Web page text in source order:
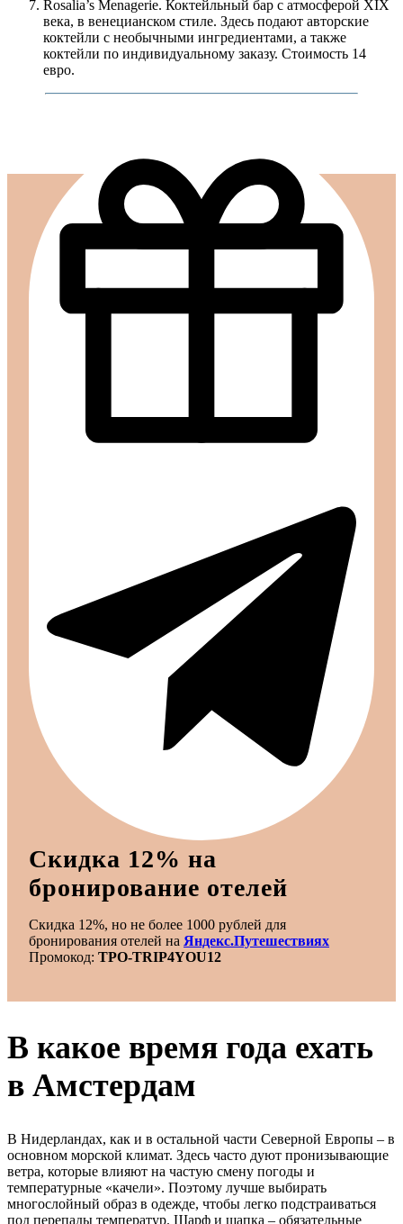
Rosalia’s Menagerie. Коктейльный бар с атмосферой XIX
века, в венецианском стиле. Здесь подают авторские
коктейли с необычными ингредиентами, а также
коктейли по индивидуальному заказу. Стоимость 14
евро.
Скидка 12% на
бронирование отелей
Скидка 12%, но не более 1000 рублей для
бронирования отелей на Яндекс.Путешествиях
Промокод: TPO-TRIP4YOU12
В какое время года ехать
в Амстердам
В Нидерландах, как и в остальной части Северной Европы – в
основном морской климат. Здесь часто дуют пронизывающие
ветра, которые влияют на частую смену погоды и
температурные «качели». Поэтому лучше выбирать
многослойный образ в одежде, чтобы легко подстраиваться
под перепады температур. Шарф и шапка – обязательные